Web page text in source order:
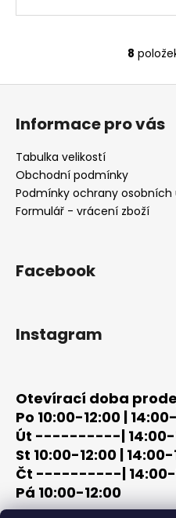
8
Z
Informace pro vás
Tabulka velikostí
Obchodní podmínky
Podmínky ochrany osobních
Formulář - vrácení zboží
Facebook
Instagram
Otevírací doba
Po 10:00-12:00 |
Út ----------| 14:00-
St 10:00-12:00 |
Čt ----------| 14:00-
Pá 10:00-12:00